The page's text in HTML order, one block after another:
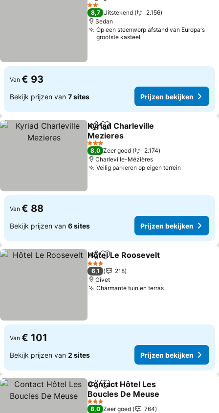
2 Sterren
8,7 Uitstekend
2.156
Sedan
Op een steenworp afstand van Europa's
grootste kasteel
Van € 93
Bekijk prijzen van 7 sites Prijzen bekijken
DelenToevoegen aan favorieten
Kyriad Charleville
Mezieres
3 Sterren
8,0 Zeer goed
2.174
Charleville-Mézières
Veilig parkeren op eigen terrein
Van € 88
Bekijk prijzen van 6 sites Prijzen bekijken
DelenToevoegen aan favorieten
Hôtel Le Roosevelt
3 Sterren
6,1
218
Givet
Charmante tuin en terras
Van € 101
Bekijk prijzen van 2 sites Prijzen bekijken
DelenToevoegen aan favorieten
Contact Hôtel Les
Boucles De Meuse
3 Sterren
8,0 Zeer goed
764